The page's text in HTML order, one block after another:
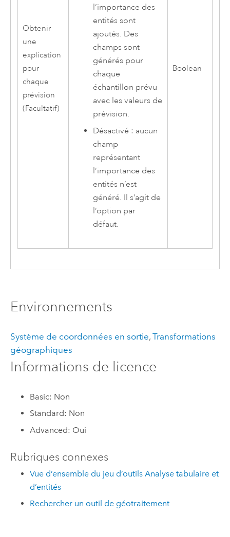
Obtenir
une
explication
pour
chaque
prévision
(Facultatif)
l’importance des
entités sont
ajoutés. Des
champs sont
générés pour
chaque
échantillon prévu
avec les valeurs de
prévision.
Désactivé : aucun
champ
représentant
l’importance des
entités n’est
généré. Il s’agit de
l’option par
défaut.
Boolean
Environnements
Système de coordonnées en sortie, Transformations
géographiques
Informations de licence
Basic: Non
Standard: Non
Advanced: Oui
Rubriques connexes
Vue d’ensemble du jeu d’outils Analyse tabulaire et
d’entités
Rechercher un outil de géotraitement